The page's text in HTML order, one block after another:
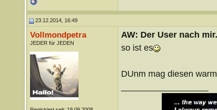
23.12.2014, 16:49
Vollmondpetra
JEDER für JEDEN
AW: Der User nach
so ist es
DUnm mag diesen